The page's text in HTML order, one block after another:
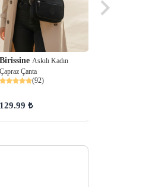
Birissine Askılı Kadın
Çapraz Çanta
(92)
129.99 ₺